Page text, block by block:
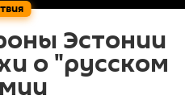
Эстонии
о "русском